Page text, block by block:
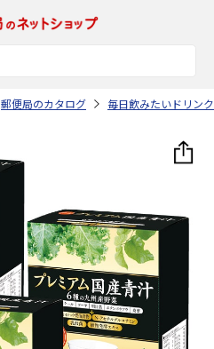
郵便局のカタログ 毎日飲みたいドリン